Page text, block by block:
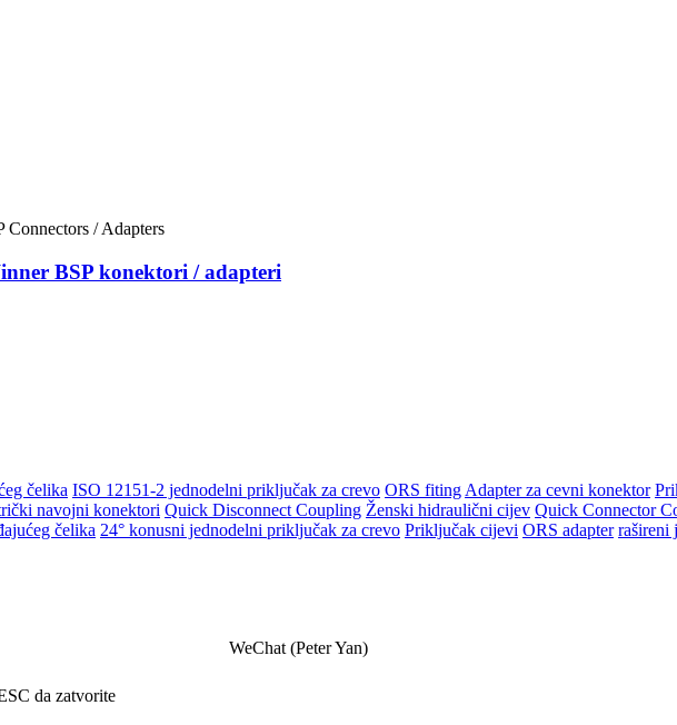
BSP konektori / adapteri
čelika ISO 12151-2 jednodelni priključak za crevo ORS fitingAdapter za cevni konektor
navojni konektori Quick Disconnect Coupling Ženski hidraulični cijev Quick Connector
čelika 24° konusni jednodelni priključak za crevo Priključak cijevi ORS adapter rašireni
WeChat (Peter Yan)
da zatvorite